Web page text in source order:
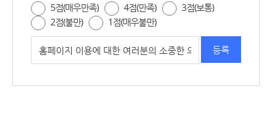
5점(매우만족)
4점(만족)
3점(보통)
2점(불만)
1점(매우불만)